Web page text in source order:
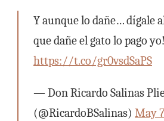
Y aunque lo dañe… dígale
que dañe el gato lo pago
https://t.co/gr0vsdSaPS
— Don Ricardo Salinas
(@RicardoBSalinas) May